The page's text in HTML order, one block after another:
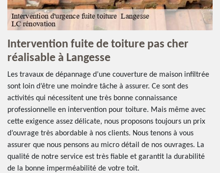
Intervention fuite de toiture pas cher
réalisable à Langesse
Les travaux de dépannage d’une couverture de maison infiltrée
sont loin d’être une moindre tâche à assurer. Ce sont des
activités qui nécessitent une très bonne connaissance
professionnelle en intervention pour toiture. Mais même avec
cette exigence assez délicate, nous proposons toujours un prix
d’ouvrage très abordable à nos clients. Nous tenons à vous
assurer que nous pensons au micro détail de nos ouvrages. La
qualité de notre service est très fiable et garantit la durabilité
de la bonne imperméabilité de votre toit.